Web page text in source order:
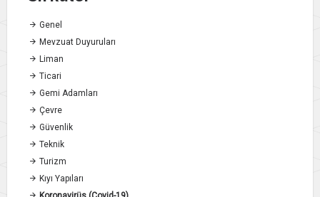
Genel
Mevzuat Duyuruları
Liman
Ticari
Gemi Adamları
Çevre
Güvenlik
Teknik
Turizm
Kıyı Yapıları